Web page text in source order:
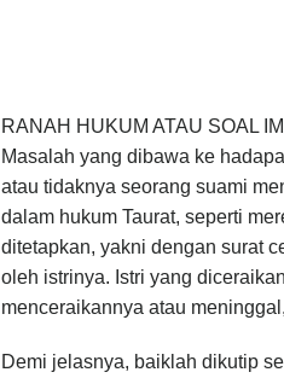
RANAH HUKUM ATAU SOAL
Masalah yang dibawa ke
atau tidaknya seorang suami
dalam hukum Taurat, seperti
ditetapkan, yakni dengan surat
oleh istrinya. Istri yang
menceraikannya atau
Demi jelasnya, baiklah dikutip